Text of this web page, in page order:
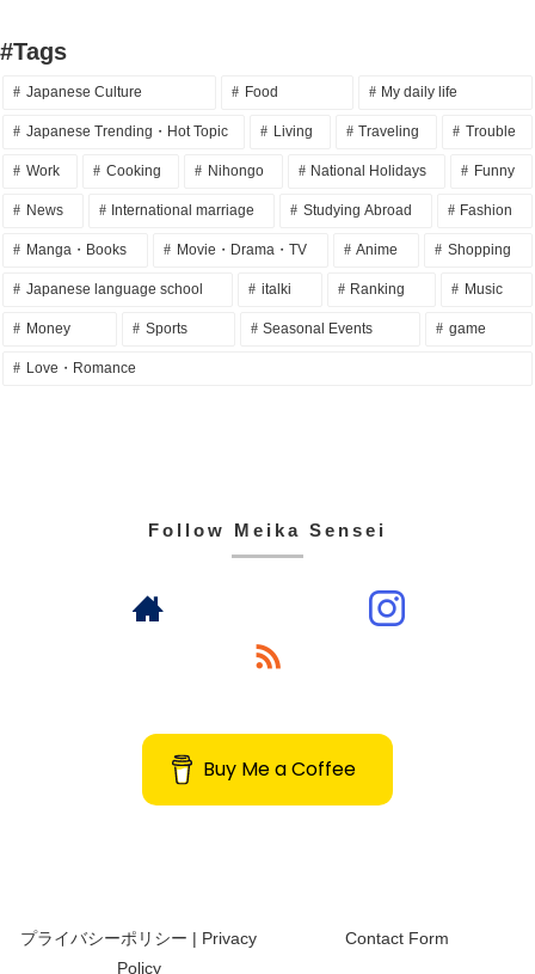
#Tags
Japanese Culture Food My daily life
Japanese Trending・Hot Topic Living Traveling Trouble
Work Cooking Nihongo National Holidays Funny
News International marriage Studying Abroad Fashion
Manga・Books Movie・Drama・TV Anime Shopping
Japanese language school italki Ranking Music
Money Sports Seasonal Events game
Love・Romance
Follow Meika Sensei
Buy Me a Coffee
プライバシーポリシー | Privacy
Policy
Contact Form